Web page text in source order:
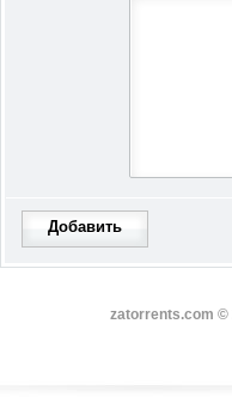
Добавить
zatorrents.com